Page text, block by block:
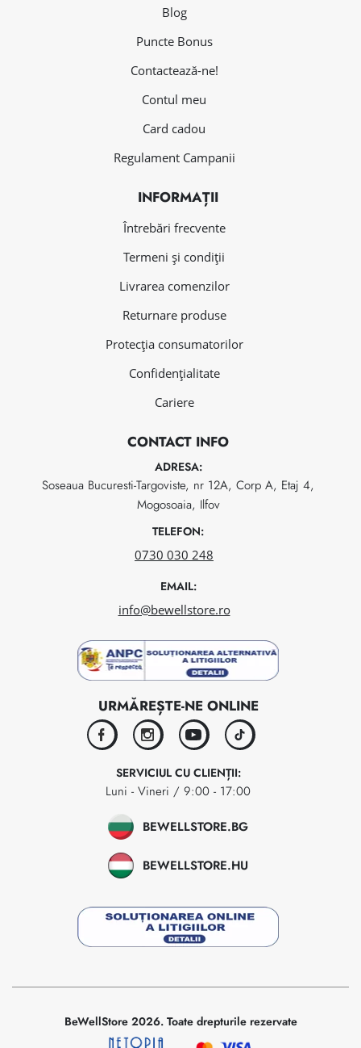
Blog
Puncte Bonus
Contactează-ne!
Contul meu
Card cadou
Regulament Campanii
INFORMAȚII
Întrebări frecvente
Termeni și condiții
Livrarea comenzilor
Returnare produse
Protecția consumatorilor
Confidențialitate
Cariere
CONTACT INFO
ADRESA:
Soseaua Bucuresti-Targoviste, nr 12A, Corp A, Etaj 4,
Mogosoaia, Ilfov
TELEFON:
0730 030 248
EMAIL:
info@bewellstore.ro
URMĂREȘTE-NE ONLINE
facebookinstagramyoutubetiktok
SERVICIUL CU CLIENȚII:
Luni - Vineri / 9:00 - 17:00
BEWELLSTORE.BG
BEWELLSTORE.HU
BeWellStore 2026. Toate drepturile rezervate